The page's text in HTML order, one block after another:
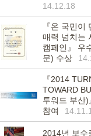
14.12.18
『온 국민이
매력 넘치는
캠페인』 우
문) 수상
『2014
TOWARD
투워드 부산)
참여
2014년 보수